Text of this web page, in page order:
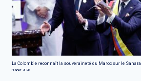
La Colombie reconnaît la souveraineté du Maroc sur le Sahara
8 août 2026